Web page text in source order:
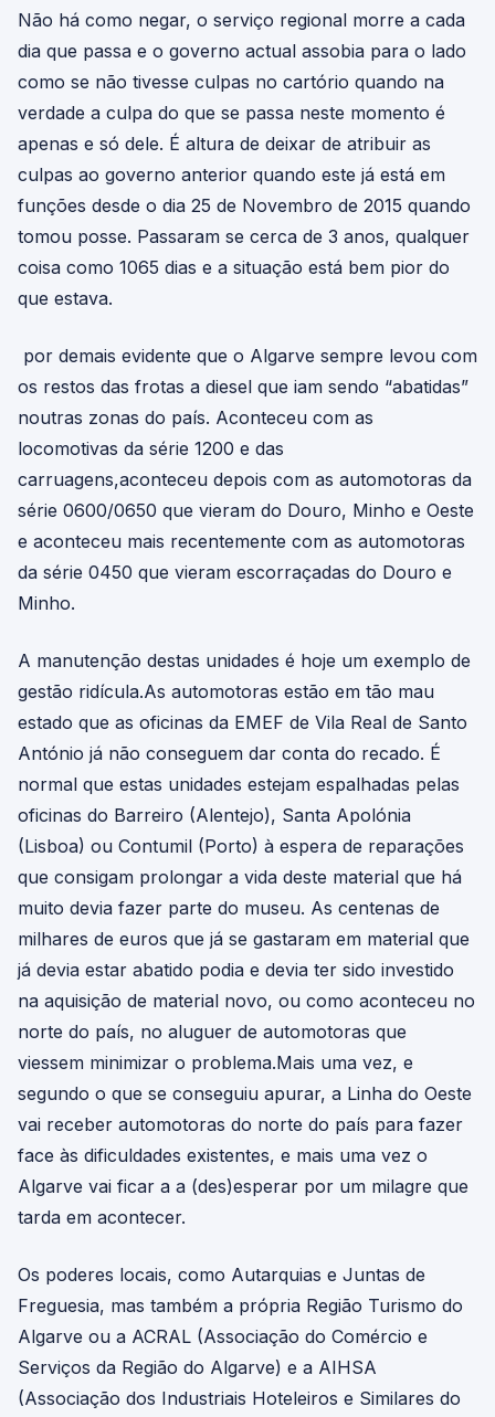
Não há como negar, o serviço regional morre a cada
dia que passa e o governo actual assobia para o lado
como se não tivesse culpas no cartório quando na
verdade a culpa do que se passa neste momento é
apenas e só dele. É altura de deixar de atribuir as
culpas ao governo anterior quando este já está em
funções desde o dia 25 de Novembro de 2015 quando
tomou posse. Passaram se cerca de 3 anos, qualquer
coisa como 1065 dias e a situação está bem pior do
que estava.
por demais evidente que o Algarve sempre levou com
os restos das frotas a diesel que iam sendo “abatidas”
noutras zonas do país. Aconteceu com as
locomotivas da série 1200 e das
carruagens,aconteceu depois com as automotoras da
série 0600/0650 que vieram do Douro, Minho e Oeste
e aconteceu mais recentemente com as automotoras
da série 0450 que vieram escorraçadas do Douro e
Minho.
A manutenção destas unidades é hoje um exemplo de
gestão ridícula.As automotoras estão em tão mau
estado que as oficinas da EMEF de Vila Real de Santo
António já não conseguem dar conta do recado. É
normal que estas unidades estejam espalhadas pelas
oficinas do Barreiro (Alentejo), Santa Apolónia
(Lisboa) ou Contumil (Porto) à espera de reparações
que consigam prolongar a vida deste material que há
muito devia fazer parte do museu. As centenas de
milhares de euros que já se gastaram em material que
já devia estar abatido podia e devia ter sido investido
na aquisição de material novo, ou como aconteceu no
norte do país, no aluguer de automotoras que
viessem minimizar o problema.Mais uma vez, e
segundo o que se conseguiu apurar, a Linha do Oeste
vai receber automotoras do norte do país para fazer
face às dificuldades existentes, e mais uma vez o
Algarve vai ficar a a (des)esperar por um milagre que
tarda em acontecer.
Os poderes locais, como Autarquias e Juntas de
Freguesia, mas também a própria Região Turismo do
Algarve ou a ACRAL (Associação do Comércio e
Serviços da Região do Algarve) e a AIHSA
(Associação dos Industriais Hoteleiros e Similares do